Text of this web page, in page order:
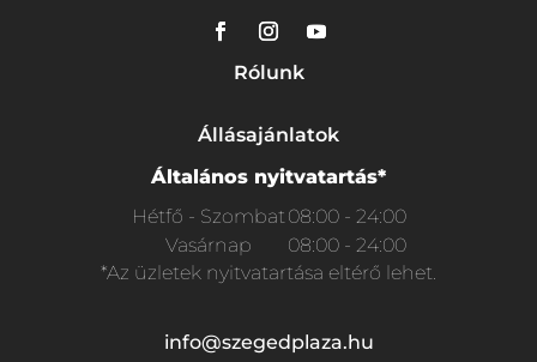
Rólunk
Állásajánlatok
Általános nyitvatartás*
Hétfő - Szombat 08:00 - 24:00
Vasárnap
08:00 - 24:00
*Az üzletek nyitvatartása eltérő lehet.
info@szegedplaza.hu